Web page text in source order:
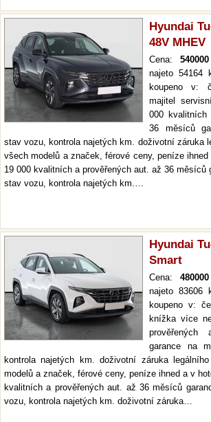
Hyundai
48V MHEV
Cena: 540000
najeto 54164
koupeno v:
majitel
000 kvalitních
36 měsíců
stav vozu, kontrola najetých km. doživotní záruka
všech modelů a značek, férové ceny, peníze
19 000 kvalitních a prověřených aut. až 36 měsíců
stav vozu, kontrola najetých km.…
Hyundai
Smart
Cena: 480000
najeto 83606
koupeno v:
knížka více
garance na
kontrola najetých km. doživotní záruka
modelů a značek, férové ceny, peníze ihned a v
kvalitních a prověřených aut. až 36 měsíců
vozu, kontrola najetých km. doživotní záruka…